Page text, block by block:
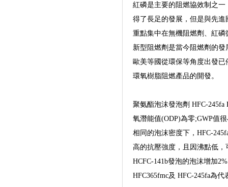
紅磷是主要的阻燃協效制之
得了長足的發展，但是與先
重點集中在無機阻燃劑、紅
新型阻燃劑是當今阻燃劑的
歐美等國從環保等角度出發
環氧樹脂阻燃產品的開發。
聚氨酯泡沫發泡劑 HFC-
氧潛能值(ODP)為零;GWP值
相同的泡沫密度下，HFC-
高的抗壓強度，且因沸點低
HCFC-141b發泡的泡沫增加
HFC365fmc及 HFC-245fa為